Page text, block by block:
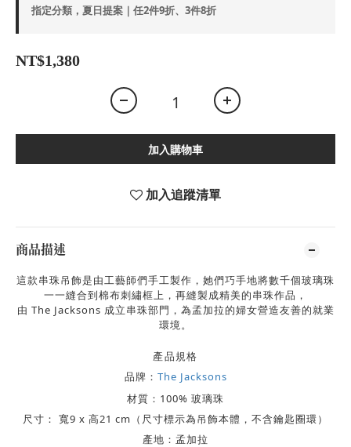
指定分類，夏日提案｜任2件9折、3件8折
NT$1,380
加入購物車
加入追蹤清單
商品描述
這款串珠吊飾是由工藝師們手工製作，她們巧手地將數千個玻璃珠
一一縫合到棉布刺繡框上，再縫製成精美的串珠作品，
由 The Jacksons 成立串珠部門，為孟加拉的婦女營造友善的就業
環境。
產品規格
品牌： The Jacksons
材質： 100% 玻璃珠
尺寸： 寬9 x 高21 cm（尺寸標示為吊飾本體，不含鑰匙圈環）
產地：孟加拉